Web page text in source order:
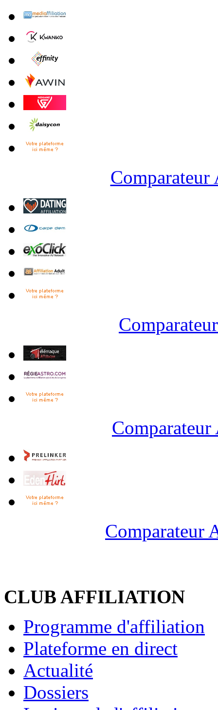
Comparateur
CLUB AFFILIATION
Programme d'affiliation
Plateforme en direct
Actualité
Dossiers